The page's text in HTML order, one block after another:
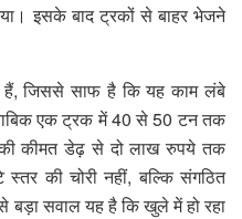
इसके बाद ट्रकों से बाहर भेजने
हैं, जिससे साफ है कि यह काम लंबे
एक ट्रक में 40 से 50 टन तक
कीमत डेढ़ से दो लाख रुपये तक
स्तर की चोरी नहीं, बल्कि संगठित
बड़ा सवाल यह है कि खुले में हो रहा